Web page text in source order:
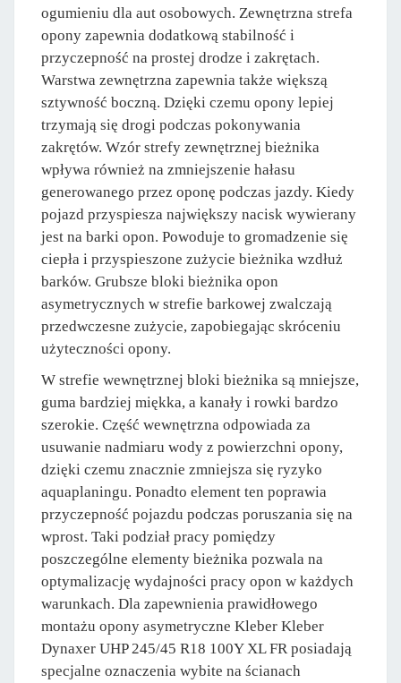
ogumieniu dla aut osobowych. Zewnętrzna strefa
opony zapewnia dodatkową stabilność i
przyczepność na prostej drodze i zakrętach.
Warstwa zewnętrzna zapewnia także większą
sztywność boczną. Dzięki czemu opony lepiej
trzymają się drogi podczas pokonywania
zakrętów. Wzór strefy zewnętrznej bieżnika
wpływa również na zmniejszenie hałasu
generowanego przez oponę podczas jazdy. Kiedy
pojazd przyspiesza największy nacisk wywierany
jest na barki opon. Powoduje to gromadzenie się
ciepła i przyspieszone zużycie bieżnika wzdłuż
barków. Grubsze bloki bieżnika opon
asymetrycznych w strefie barkowej zwalczają
przedwczesne zużycie, zapobiegając skróceniu
użyteczności opony.
W strefie wewnętrznej bloki bieżnika są mniejsze,
guma bardziej miękka, a kanały i rowki bardzo
szerokie. Część wewnętrzna odpowiada za
usuwanie nadmiaru wody z powierzchni opony,
dzięki czemu znacznie zmniejsza się ryzyko
aquaplaningu. Ponadto element ten poprawia
przyczepność pojazdu podczas poruszania się na
wprost. Taki podział pracy pomiędzy
poszczególne elementy bieżnika pozwala na
optymalizację wydajności pracy opon w każdych
warunkach. Dla zapewnienia prawidłowego
montażu opony asymetryczne Kleber Kleber
Dynaxer UHP 245/45 R18 100Y XL FR posiadają
specjalne oznaczenia wybite na ścianach